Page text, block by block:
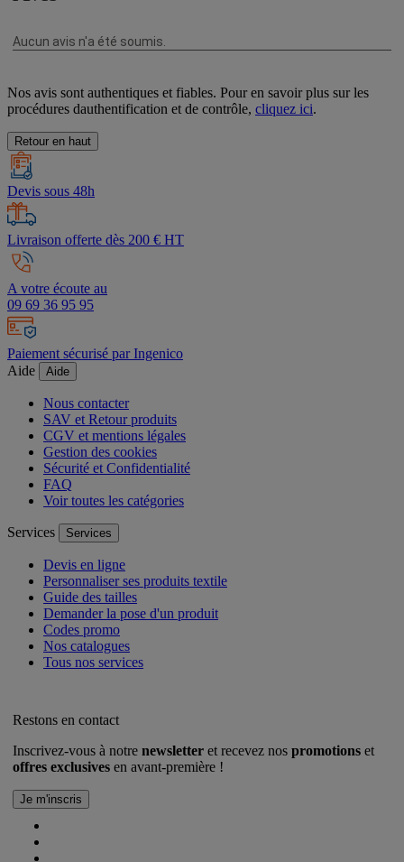
Nos avis sont authentiques et fiables. Pour en savoir plus sur les
procédures dauthentification et de contrôle, cliquez ici.
Retour en haut
Devis sous 48h
Livraison offerte dès 200 € HT
A votre écoute au
09 69 36 95 95
Paiement sécurisé par Ingenico
Aide
Aide
Nous contacter
SAV et Retour produits
CGV et mentions légales
Gestion des cookies
Sécurité et Confidentialité
FAQ
Voir toutes les catégories
Services Services
Devis en ligne
Personnaliser ses produits textile
Guide des tailles
Demander la pose d'un produit
Codes promo
Nos catalogues
Tous nos services
Restons en contact
Inscrivez-vous à notre newsletter et recevez nos promotions et
offres exclusives en avant-première !